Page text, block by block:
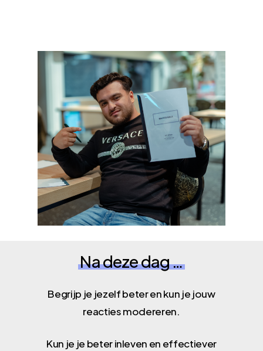
Na deze dag …
Begrijp je jezelf beter en kun je jouw
reacties modereren.
Kun je je beter inleven en effectiever